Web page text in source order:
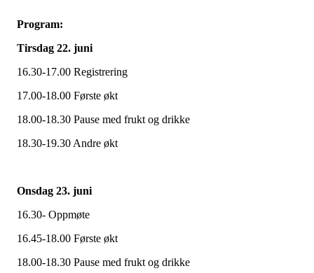
Program:
Tirsdag 22. juni
16.30-17.00 Registrering
17.00-18.00 Første økt
18.00-18.30 Pause med frukt og drikke
18.30-19.30 Andre økt
Onsdag 23. juni
16.30- Oppmøte
16.45-18.00 Første økt
18.00-18.30 Pause med frukt og drikke